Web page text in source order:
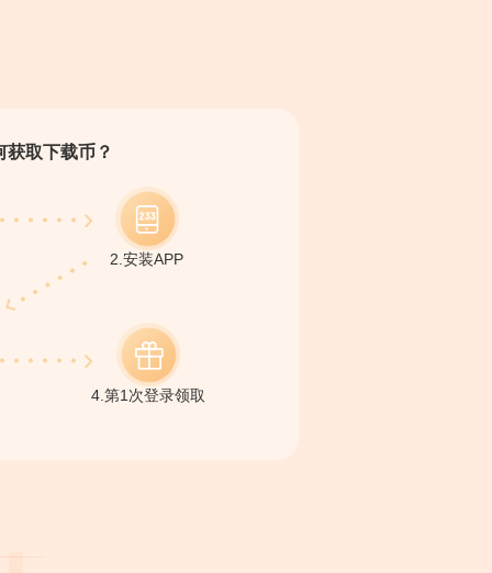
获取下载币？
2.安装APP
4.第1次登录领取